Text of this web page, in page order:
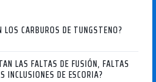
LOS CARBUROS DE TUNGSTENO?
LAS FALTAS DE FUSIÓN, FALTAS
INCLUSIONES DE ESCORIA?